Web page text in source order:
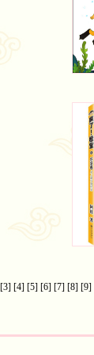
[3] [4] [5] [6] [7] [8] [9]